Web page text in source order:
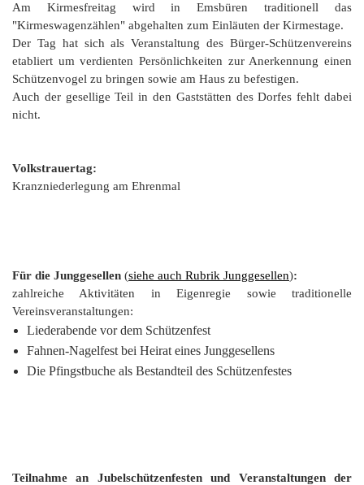
Am Kirmesfreitag wird in Emsbüren traditionell das
"Kirmeswagenzählen" abgehalten zum Einläuten der Kirmestage.
Der Tag hat sich als Veranstaltung des Bürger-Schützenvereins
etabliert um verdienten Persönlichkeiten zur Anerkennung einen
Schützenvogel zu bringen sowie am Haus zu befestigen.
Auch der gesellige Teil in den Gaststätten des Dorfes fehlt dabei
nicht.
Volkstrauertag:
Kranzniederlegung am Ehrenmal
Für die Junggesellen (siehe auch Rubrik Junggesellen):
zahlreiche Aktivitäten in Eigenregie sowie traditionelle
Vereinsveranstaltungen:
Liederabende vor dem Schützenfest
Fahnen-Nagelfest bei Heirat eines Junggesellens
Die Pfingstbuche als Bestandteil des Schützenfestes
Teilnahme an Jubelschützenfesten und Veranstaltungen der